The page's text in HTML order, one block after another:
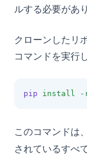
ルする必要があ
クローンしたリ
コマンドを実行
pip install -
このコマンドは、
されているすべ